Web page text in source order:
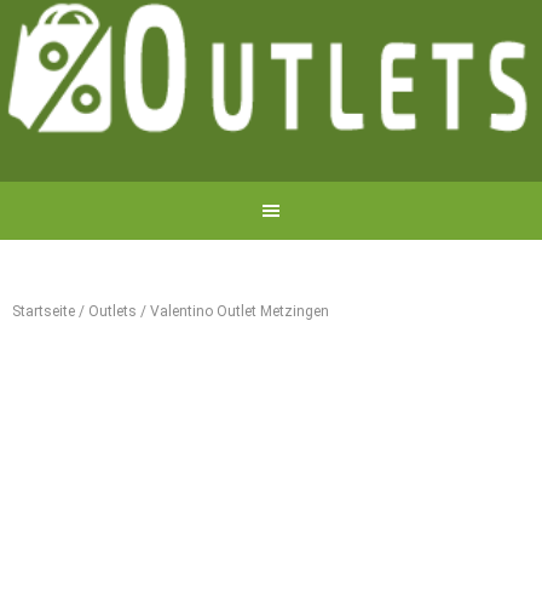
Startseite / Outlets / Valentino Outlet Metzingen